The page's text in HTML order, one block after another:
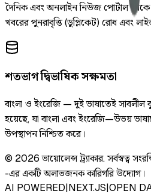
দৈনিক এবং অনলাইন নিউজ পোর্টাল থেকে
খবরের পুনরাবৃত্তি (ডুপ্লিকেট) রোধ এবং
শতভাগ দ্বিভাষিক সক্ষমতা
বাংলা ও ইংরেজি — দুই ভাষাতেই সাবলীল
হয়েছে, যা বাংলা এবং ইংরেজি—উভয়
উপস্থাপন নিশ্চিত করে।
© 2026 ভায়োলেন্স ট্র্যাকার.সর্বস্বত্ব
-এর একটি অলাভজনক কারিগরি উদ্যোগ।
AI POWERED|NEXT.JS|OPEN